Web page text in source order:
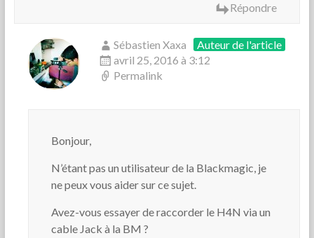
Répondre
Sébastien Xaxa
Auteur de l'article
avril 25, 2016 à 3:12
Permalink
Bonjour,
N’étant pas un utilisateur de la Blackmagic, je
ne peux vous aider sur ce sujet.
Avez-vous essayer de raccorder le H4N via un
cable Jack à la BM ?